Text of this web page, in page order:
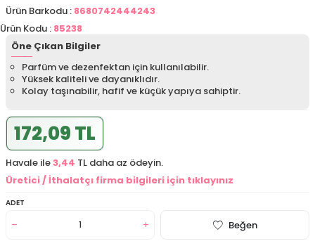
Ürün Barkodu : 8680742444243
Ürün Kodu : 85238
Öne Çıkan Bilgiler
Parfüm ve dezenfektan için kullanılabilir.
Yüksek kaliteli ve dayanıklıdır.
Kolay taşınabilir, hafif ve küçük yapıya sahiptir.
172,09 TL
Havale ile3,44 TL daha az ödeyin.
Üretici / İthalatçı firma bilgileri için tıklayınız
ADET
Beğen